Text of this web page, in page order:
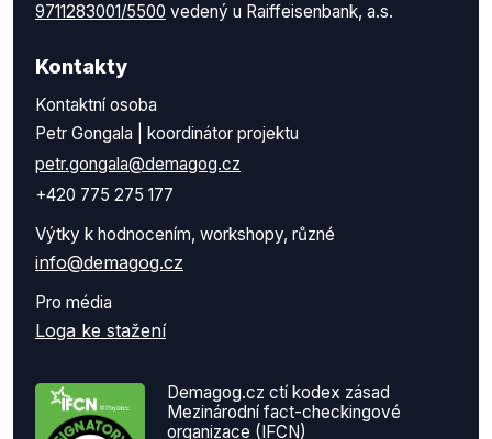
9711283001/5500 vedený u Raiffeisenbank, a.s.
Kontakty
Kontaktní osoba
Petr Gongala | koordinátor projektu
petr.gongala@demagog.cz
+420 775 275 177
Výtky k hodnocením, workshopy, různé
info@demagog.cz
Pro média
Loga ke stažení
Demagog.cz ctí kodex zásad
Mezinárodní fact-checkingové
organizace (IFCN)